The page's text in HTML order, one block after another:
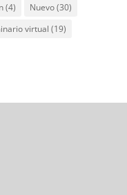
(4) Nuevo(30)
virtual (19)